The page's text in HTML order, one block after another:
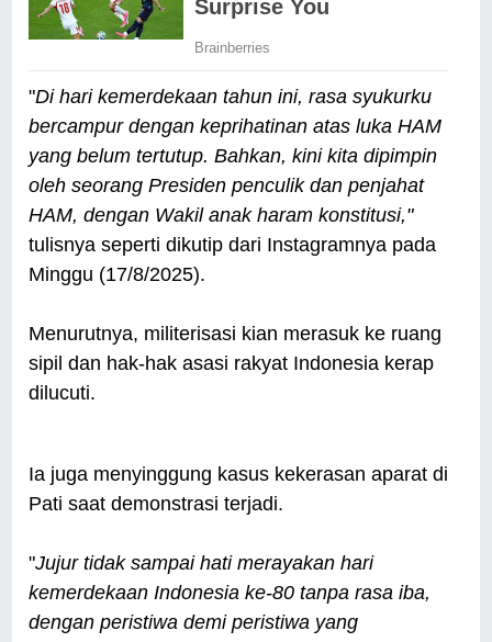
"Di hari kemerdekaan tahun ini, rasa syukurku
bercampur dengan keprihatinan atas luka HAM
yang belum tertutup. Bahkan, kini kita dipimpin
oleh seorang Presiden penculik dan penjahat
HAM, dengan Wakil anak haram konstitusi,"
tulisnya seperti dikutip dari Instagramnya pada
Minggu (17/8/2025).
Menurutnya, militerisasi kian merasuk ke ruang
sipil dan hak-hak asasi rakyat Indonesia kerap
dilucuti.
Ia juga menyinggung kasus kekerasan aparat di
Pati saat demonstrasi terjadi.
"Jujur tidak sampai hati merayakan hari
kemerdekaan Indonesia ke-80 tanpa rasa iba,
dengan peristiwa demi peristiwa yang